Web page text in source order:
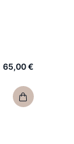
65,00 €